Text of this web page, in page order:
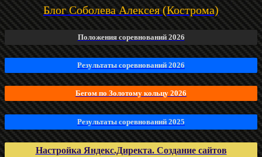
Блог Соболева Алексея (Кострома)
Положения соревнований 2026
Результаты соревнований 2026
Бегом по Золотому кольцу 2026
Результаты соревнований 2025
Настройка Яндекс.Директа. Создание сайтов